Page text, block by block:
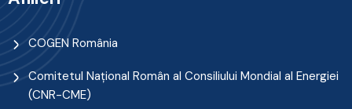
COGEN România
Comitetul Naţional Român al Consiliului Mondial al Energiei
(CNR-CME)